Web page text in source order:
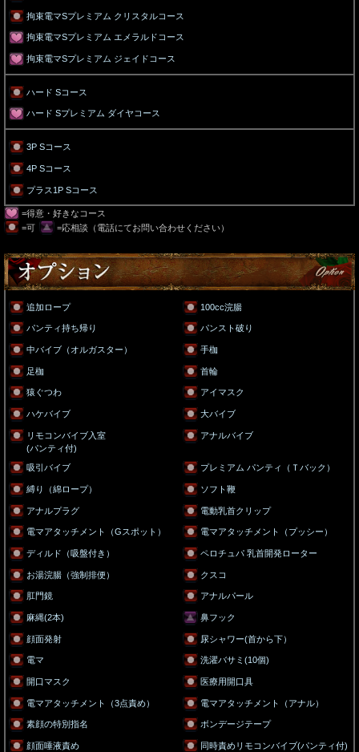
拘束電マSプレミアム クリスタルコース
拘束電マSプレミアム エメラルドコース
拘束電マSプレミアム ジェイドコース
ハード Sコース
ハード Sプレミアム ダイヤコース
3P Sコース
4P Sコース
プラス1P Sコース
=得意・好きなコース
=可
=応相談（電話にてお問い合わせください）
追加ロープ 100cc浣腸
パンティ持ち帰り パンスト破り
中バイブ（オルガスター） 手枷
足枷 首輪
猿ぐつわ アイマスク
ハケバイブ 大バイブ
リモコンバイブ入室
(パンティ付)
アナルバイブ
吸引バイブ プレミアム パンティ（Ｔバック）
縛り（綿ロープ） ソフト鞭
アナルプラグ 電動乳首クリップ
電マアタッチメント（Gスポット） 電マアタッチメント（プッシー）
ディルド（吸盤付き） ペロチュパ 乳首開発ローター
お湯浣腸（強制排便） クスコ
肛門鏡 アナルパール
麻縄(2本) 鼻フック
顔面発射 尿シャワー(首から下）
電マ 洗濯バサミ(10個)
開口マスク 医療用開口具
電マアタッチメント（3点責め） 電マアタッチメント（アナル）
素顔の特別指名 ボンデージテープ
顔面唾液責め 同時責めリモコンバイブ(パンティ付)